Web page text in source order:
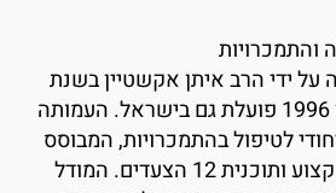
הרב איתן אקשטיין בשנת
1990 במקסיקו, ומאז 1996 פועלת גם בישראל. העמותה
לטיפול בהתמכרויות, המבוסס
על שילוב של אנשי מקצוע ותוכנית 12 הצעדים. המודל